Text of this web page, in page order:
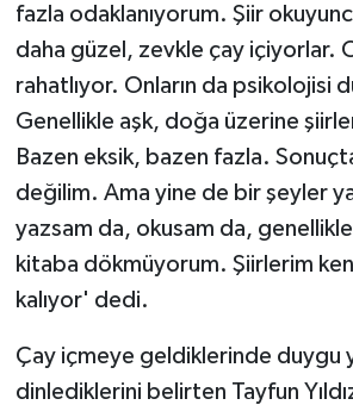
fazla odaklanıyorum. Şiir
daha güzel, zevkle çay içiyorlar.
rahatlıyor. Onların da psikolojisi
Genellikle aşk, doğa üzerine
Bazen eksik, bazen fazla.
değilim. Ama yine de bir şeyler
yazsam da, okusam da, genellikle
kitaba dökmüyorum. Şiirlerim
kalıyor' dedi.
Çay içmeye geldiklerinde duygu
dinlediklerini belirten Tayfun